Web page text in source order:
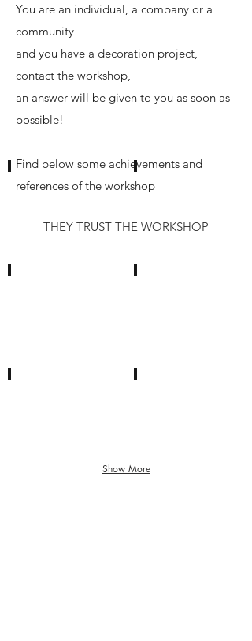
You are an individual, a company or a
community
and you have a decoration project,
contact the workshop,
an answer will be given to you as soon as
possible!
Find below some achievements and
references of the workshop
THEY TRUST THE WORKSHOP
Petrusse-Paris Art Decor
Show More